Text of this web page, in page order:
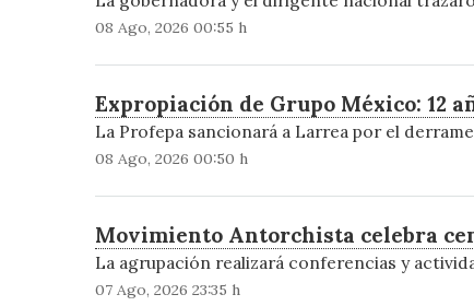
08 Ago, 2026 00:55 h
Expropiación de Grupo México: 12
La Profepa sancionará a Larrea por el
08 Ago, 2026 00:50 h
Movimiento Antorchista celebra
La agrupación realizará conferencias y
07 Ago, 2026 23:35 h